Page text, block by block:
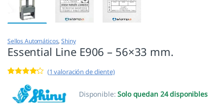
Sellos Automáticos,Shiny
Essential Line E906 – 56×33 mm.
4.00
de 5 en
base a
(1 valoración de cliente)
Disponible:Solo quedan 24 disponibles